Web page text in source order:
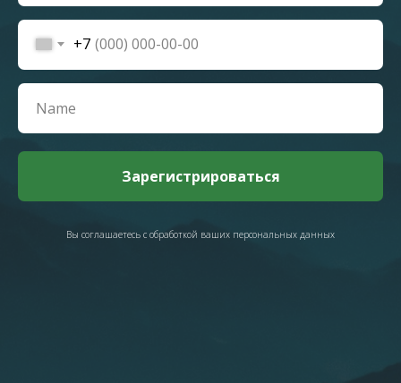
+7
Зарегистрироваться
Вы соглашаетесь с обработкой ваших персональных данных